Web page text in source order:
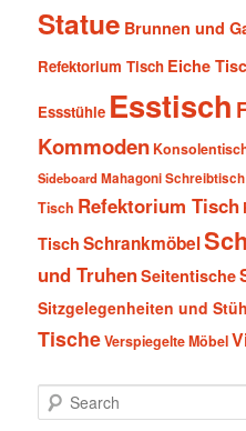
Statue Brunnen und
Refektorium Tisch Eiche
Essstühle Esstisch
Kommoden
SideboardMahagoni Schreibtisch
Tisch Refektorium Tisch
Tisch Schrankmöbel
und TruhenSeitentische
Sitzgelegenheiten und
TischeVerspiegelte Möbel
e